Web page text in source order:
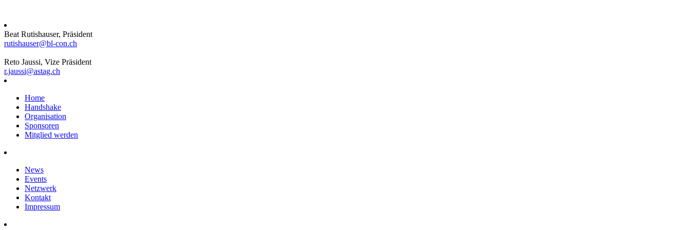
Beat Rutishauser, Präsident
rutishauser@bl-con.ch
Reto Jaussi, Vize Präsident
r.jaussi@astag.ch
Home
Handshake
Organisation
Sponsoren
Mitglied werden
News
Events
Netzwerk
Kontakt
Impressum